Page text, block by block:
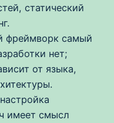
статический
фреймворк самый
нет;
от языка,
имеет смысл